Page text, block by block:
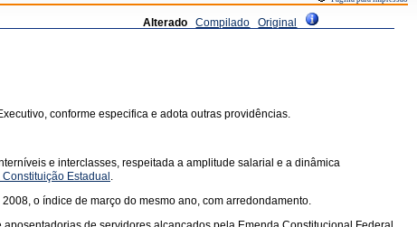
Alterado Compilado Original
conforme especifica e adota outras providências.
e interclasses, respeitada a amplitude salarial e a dinâmica
Estadual .
o índice de março do mesmo ano, com arredon­damento.